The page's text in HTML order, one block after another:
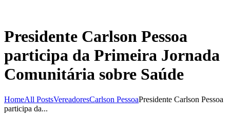
Presidente Carlson Pessoa
participa da Primeira Jornada
Comunitária sobre Saúde
HomeAll PostsVereadoresCarlson PessoaPresidente Carlson Pessoa
participa da...